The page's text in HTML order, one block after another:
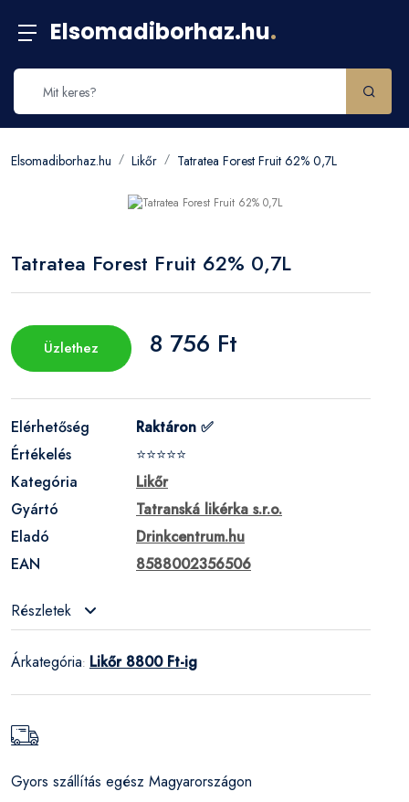
Elsomadiborhaz.hu.
Elsomadiborhaz.hu Likőr Tatratea Forest Fruit 62% 0,7L
Tatratea Forest Fruit 62% 0,7L
Üzlethez 8 756 Ft
Elérhetőség
Raktáron ✅
Értékelés
⭐⭐⭐⭐⭐
Kategória
Likőr
Gyártó
Tatranská likérka s.r.o.
Eladó
Drinkcentrum.hu
EAN
8588002356506
Részletek
Árkategória: Likőr 8800 Ft-ig
Gyors szállítás egész Magyarországon